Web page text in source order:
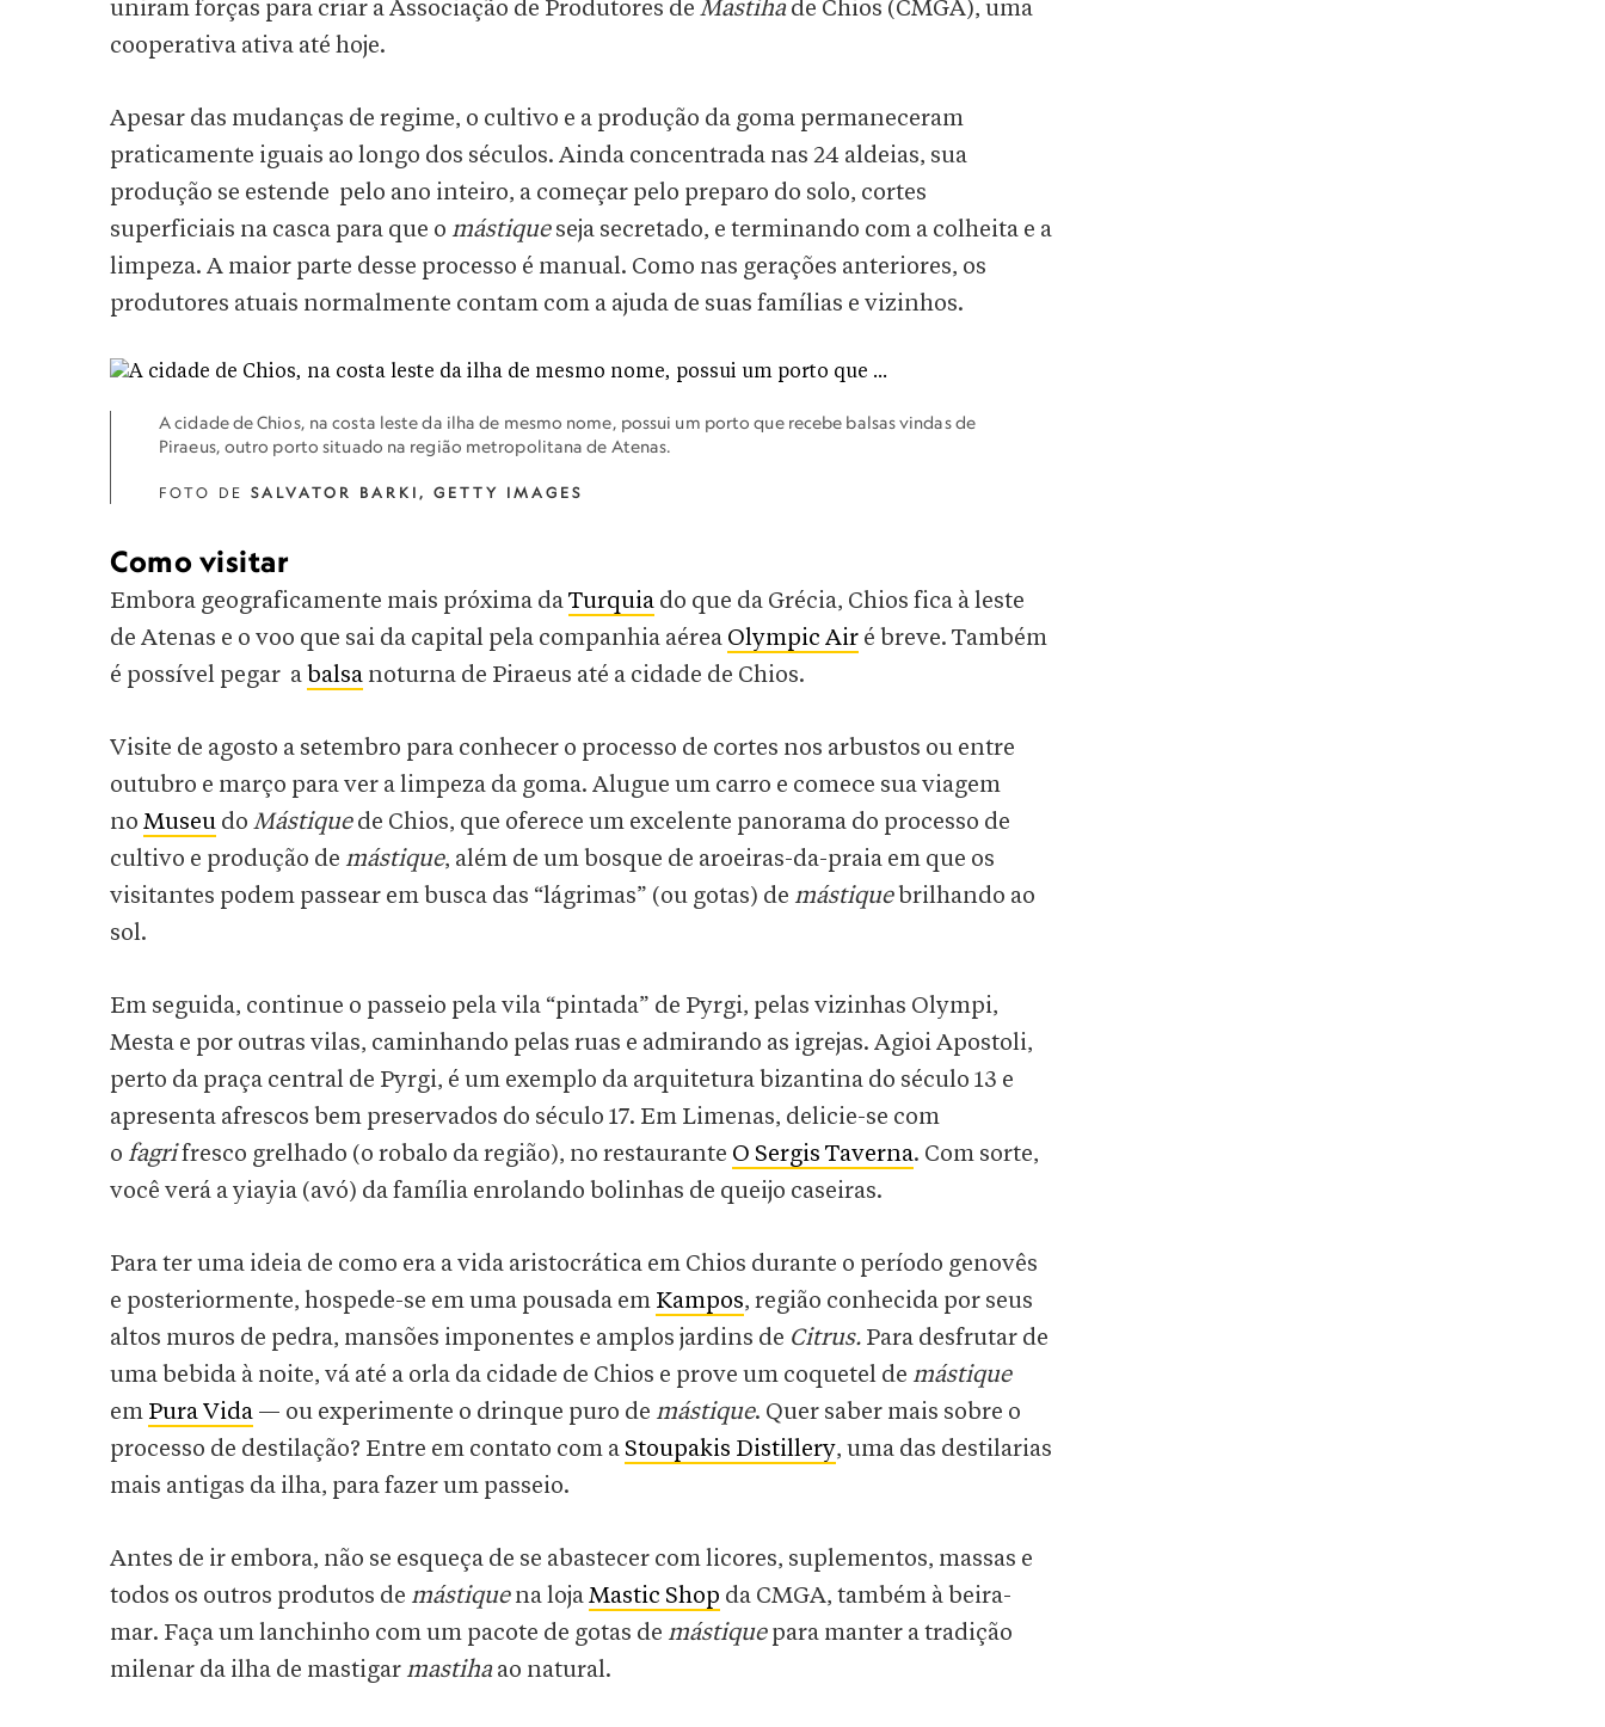
uniram forças para criar a Associação de Produtores de Mastiha de Chios (CMGA), uma
cooperativa ativa até hoje.
Apesar das mudanças de regime, o cultivo e a produção da goma permaneceram
praticamente iguais ao longo dos séculos. Ainda concentrada nas 24 aldeias, sua
produção se estende pelo ano inteiro, a começar pelo preparo do solo, cortes
superficiais na casca para que o mástiqueseja secretado, e terminando com a colheita e a
limpeza. A maior parte desse processo é manual. Como nas gerações anteriores, os
produtores atuais normalmente contam com a ajuda de suas famílias e vizinhos.
A cidade de Chios, na costa leste da ilha de mesmo nome, possui um porto que recebe balsas vindas de
Piraeus, outro porto situado na região metropolitana de Atenas.
FOTO DE SALVATOR BARKI, GETTY IMAGES
Como visitar
Embora geograficamente mais próxima daTurquia do que da Grécia, Chios fica à leste
de Atenas e o voo que sai da capital pela companhia aérea Olympic Air é breve. Também
é possível pegar a balsa noturna de Piraeus até a cidade de Chios.
Visite de agosto a setembro para conhecer o processo de cortes nos arbustos ou entre
outubro e março para ver a limpeza da goma. Alugue um carro e comece sua viagem
no Museu do Mástiquede Chios, que oferece um excelente panorama do processo de
cultivo e produção de mástique, além de um bosque de aroeiras-da-praia em que os
visitantes podem passear em busca das “lágrimas” (ou gotas) de mástiquebrilhando ao
sol.
Em seguida, continue o passeio pela vila “pintada” de Pyrgi, pelas vizinhas Olympi,
Mesta e por outras vilas, caminhando pelas ruas e admirando as igrejas. Agioi Apostoli,
perto da praça central de Pyrgi, é um exemplo da arquitetura bizantina do século 13 e
apresenta afrescos bem preservados do século 17. Em Limenas, delicie-se com
o fagrifresco grelhado (o robalo da região), no restaurante O Sergis Taverna. Com sorte,
você verá a yiayia (avó) da família enrolando bolinhas de queijo caseiras.
Para ter uma ideia de como era a vida aristocrática em Chios durante o período genovês
e posteriormente, hospede-se em uma pousada em Kampos, região conhecida por seus
altos muros de pedra, mansões imponentes e amplos jardins de Citrus. Para desfrutar de
uma bebida à noite, vá até a orla da cidade de Chios e prove um coquetel de mástique
em Pura Vida — ou experimente o drinque puro de mástique. Quer saber mais sobre o
processo de destilação? Entre em contato com a Stoupakis Distillery, uma das destilarias
mais antigas da ilha, para fazer um passeio.
Antes de ir embora, não se esqueça de se abastecer com licores, suplementos, massas e
todos os outros produtos de mástiquena lojaMastic Shop da CMGA, também à beira-
mar. Faça um lanchinho com um pacote de gotas de mástiquepara manter a tradição
milenar da ilha de mastigar mastiha ao natural.